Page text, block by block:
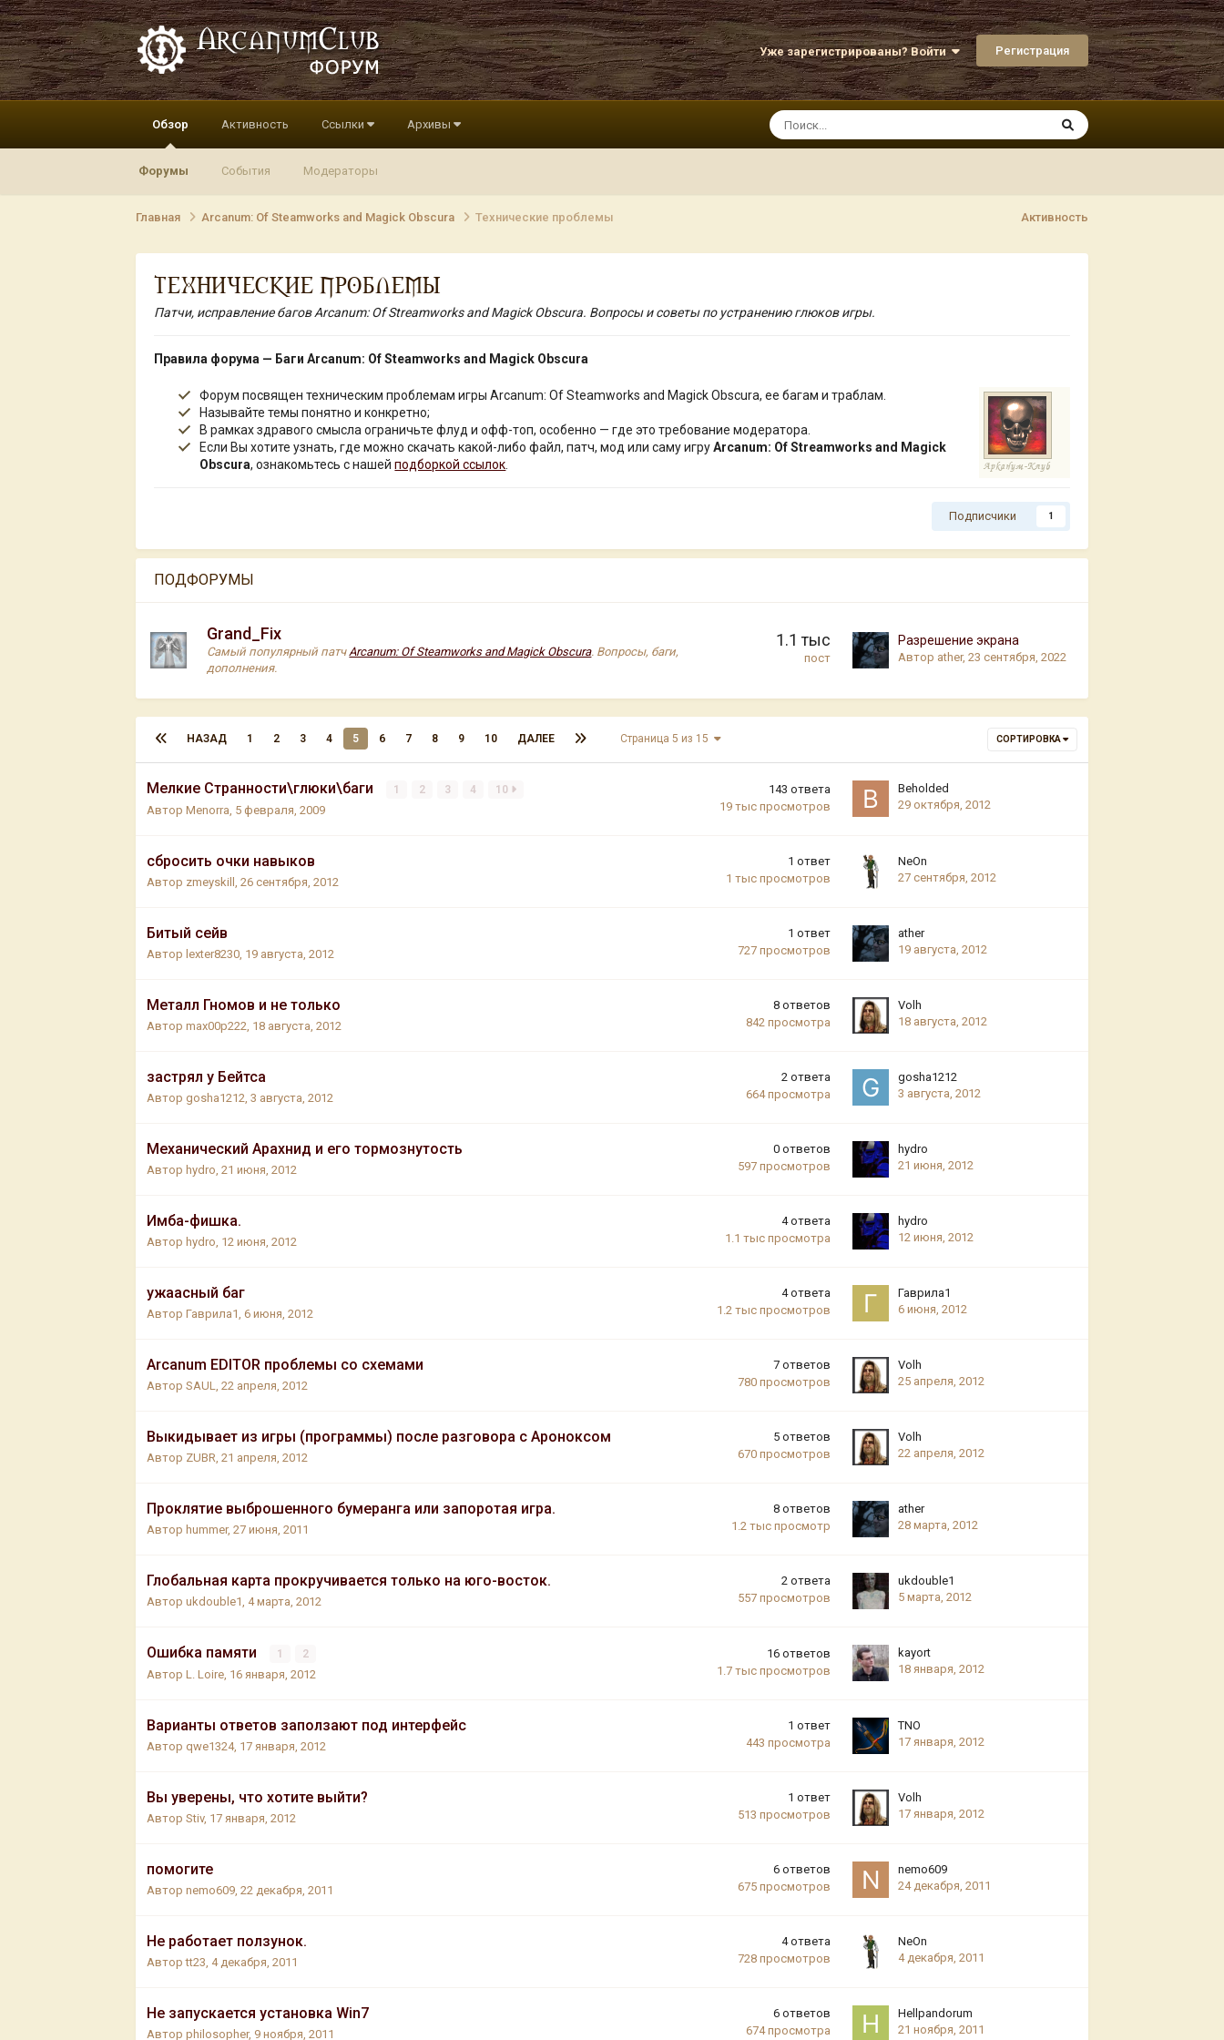
Уже зарегистрированы? Войти Регистрация
Обзор
Форумы События Модераторы
Активность Ссылки Архивы
Активность
Главная Arcanum: Of Steamworks and Magick Obscura Технические проблемы
ТЕХНИЧЕСКИЕ ПРОБЛЕМЫ
Патчи, исправление багов Arcanum: Of Streamworks and Magick Obscura. Вопросы и советы по устранению глюков игры.
Правила форума — Баги Arcanum: Of Steamworks and Magick Obscura
Форум посвящен техническим проблемам игры Arcanum: Of Steamworks and Magick Obscura, ее багам и траблам.
Называйте темы понятно и конкретно;
В рамках здравого смысла ограничьте флуд и офф-топ, особенно — где это требование модератора.
Если Вы хотите узнать, где можно скачать какой-либо файл, патч, мод или саму игруArcanum: Of Streamworks and Magick
Obscura, ознакомьтесь с нашейподборкой ссылок
Подписчики 1
ПОДФОРУМЫ
Grand_Fix
Самый популярный патч Arcanum: Of Steamworks and Magick Obscura. Вопросы, баги,
дополнения.
1.1 тыс
пост
Разрешение экрана
Автор ather,23 сентября, 2022
СОРТИРОВКА
НАЗАД 1 2 3 4 5 6 7 8 9 10 ДАЛЕЕ Страница 5 из 15
Мелкие Странности\глюки\баги 1 2 3 4 10
АвторMenorra 5 февраля, 2009
143 ответа
19 тыс просмотров
Beholded
29 октября, 2012
сбросить очки навыков
Автор zmeyskill ,26 сентября, 2012
1 ответ
1 тыс просмотров
NeOn
27 сентября, 2012
Битый сейв
Автор lexter8230 19 августа, 2012
1 ответ
727 просмотров
ather
19 августа, 2012
Металл Гномов и не только
Авторmax00p222 18 августа, 2012
8 ответов
842 просмотра
Volh
18 августа, 2012
застрял у Бейтса
Авторgosha1212 ,3 августа, 2012
2 ответа
664 просмотра
gosha1212
3 августа, 2012
Механический Арахнид и его тормознутость
Автор hydro ,21 июня, 2012
0 ответов
597 просмотров
hydro
21 июня, 2012
Имба-фишка.
Автор hydro 12 июня, 2012
4 ответа
1.1 тыс просмотра
hydro
12 июня, 2012
ужаасный баг
АвторГаврила1 ,6 июня, 2012
4 ответа
1.2 тыс просмотров
Гаврила1
6 июня, 2012
Arcanum EDITOR проблемы со схемами
АвторSAUL ,22 апреля, 2012
7 ответов
780 просмотров
Volh
25 апреля, 2012
Выкидывает из игры (программы) после разговора с Ароноксом
Автор ZUBR ,21 апреля, 2012
5 ответов
670 просмотров
Volh
22 апреля, 2012
Проклятие выброшенного бумеранга или запоротая игра.
Автор hummer,27 июня, 2011
8 ответов
1.2 тыс просмотр
ather
28 марта, 2012
Глобальная карта прокручивается только на юго-восток.
Авторukdouble1 4 марта, 2012
2 ответа
557 просмотров
ukdouble1
5 марта, 2012
Ошибка памяти 1 2
АвторL. Loire 16 января, 2012
16 ответов
1.7 тыс просмотров
kayort
18 января, 2012
Варианты ответов заползают под интерфейс
Авторqwe1324, 17 января, 2012
1 ответ
443 просмотра
TNO
17 января, 2012
Вы уверены, что хотите выйти?
АвторStiv, 17 января, 2012
1 ответ
513 просмотров
Volh
17 января, 2012
помогите
Авторnemo609 ,22 декабря, 2011
6 ответов
675 просмотров
nemo609
24 декабря, 2011
Не работает ползунок.
Авторtt23 4 декабря, 2011
4 ответа
728 просмотров
NeOn
4 декабря, 2011
Не запускается установка Win7
Авторphilosopher, 9 ноября, 2011
6 ответов
674 просмотра
Hellpandorum
21 ноября, 2011